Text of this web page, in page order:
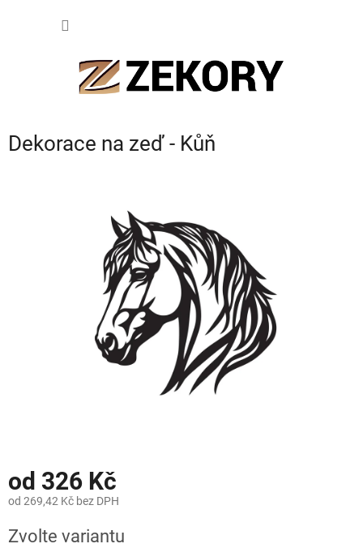
Dekorace na zeď - Kůň
od 326 Kč
od 269,42 Kč bez DPH
cena:
Zvolte variantu